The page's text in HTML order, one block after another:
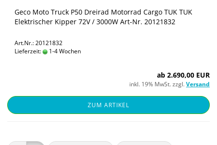
Geco Moto Truck P50 Drei­rad Mo­tor­rad Cargo TUK TUK
Elek­tri­scher Kip­per 72V / 3000W Art-​Nr. 20121832
Art.Nr.: 20121832
Lieferzeit:
1-4 Wochen
ab 2.690,00 EUR
inkl. 19% MwSt. zzgl.Versand
ZUM ARTIKEL